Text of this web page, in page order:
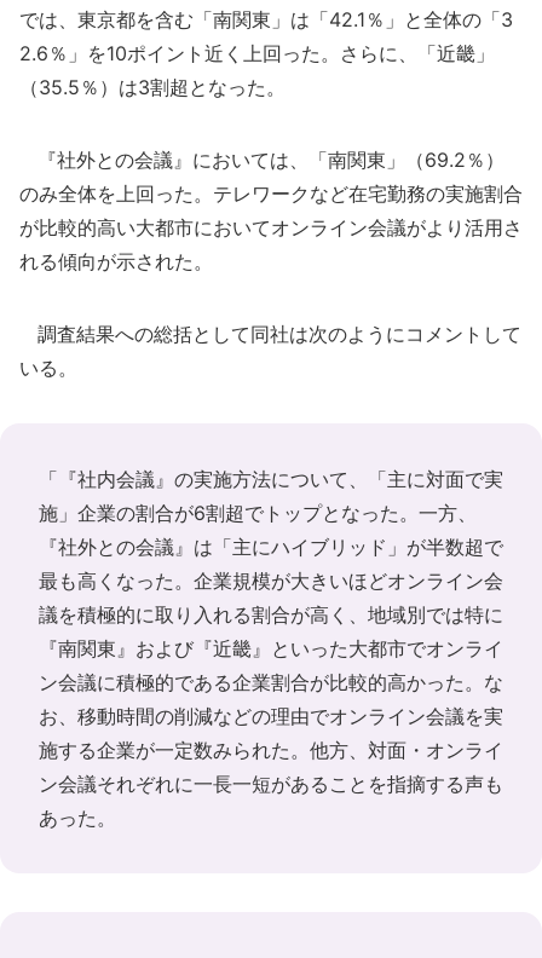
では、東京都を含む「南関東」は「42.1％」と全体の「3
2.6％」を10ポイント近く上回った。さらに、「近畿」
（35.5％）は3割超となった。
『社外との会議』においては、「南関東」（69.2％）
のみ全体を上回った。テレワークなど在宅勤務の実施割合
が比較的高い大都市においてオンライン会議がより活用さ
れる傾向が示された。
調査結果への総括として同社は次のようにコメントして
いる。
「『社内会議』の実施方法について、「主に対面で実
施」企業の割合が6割超でトップとなった。一方、
『社外との会議』は「主にハイブリッド」が半数超で
最も高くなった。企業規模が大きいほどオンライン会
議を積極的に取り入れる割合が高く、地域別では特に
『南関東』および『近畿』といった大都市でオンライ
ン会議に積極的である企業割合が比較的高かった。な
お、移動時間の削減などの理由でオンライン会議を実
施する企業が一定数みられた。他方、対面・オンライ
ン会議それぞれに一長一短があることを指摘する声も
あった。